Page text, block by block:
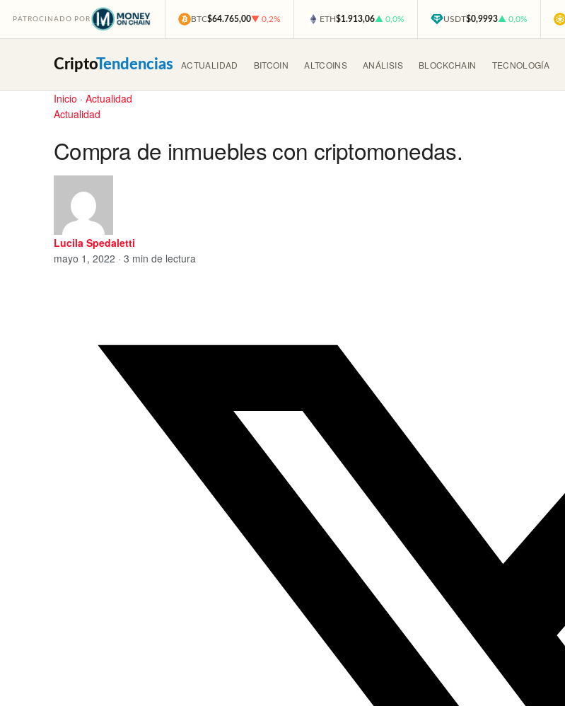
PATROCINADO POR BTC$64.765,00▼ 0,2% ETH$1.913,06▲ 0,0% USDT$0,9993▲ 0,0%
CriptoTendencias ACTUALIDAD BITCOIN ALTCOINS ANÁLISIS BLOCKCHAIN TECNOLOGÍA
Inicio · Actualidad
Actualidad
Compra de inmuebles con criptomonedas.
Lucila Spedaletti
mayo 1, 2022 · 3 min de lectura